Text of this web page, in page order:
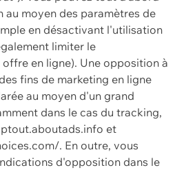
moyen des paramètres de
en désactivant l'utilisation
limiter le
en ligne). Une opposition à
fins de marketing en ligne
au moyen d'un grand
dans le cas du tracking,
et
. En outre, vous
d'opposition dans le